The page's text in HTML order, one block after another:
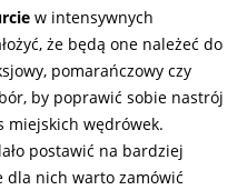
w intensywnych
że będą one należeć do
pomarańczowy czy
by poprawić sobie nastrój
miejskich wędrówek.
postawić na bardziej
dla nich warto zamówić